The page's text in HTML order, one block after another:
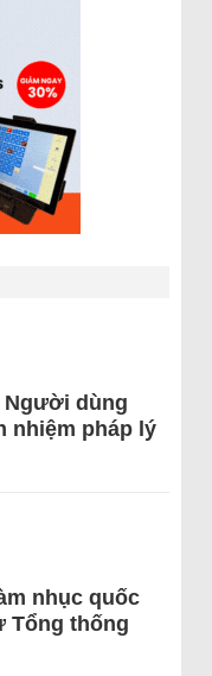
Người dùng
nhiệm pháp lý
nhục quốc
Tổng thống